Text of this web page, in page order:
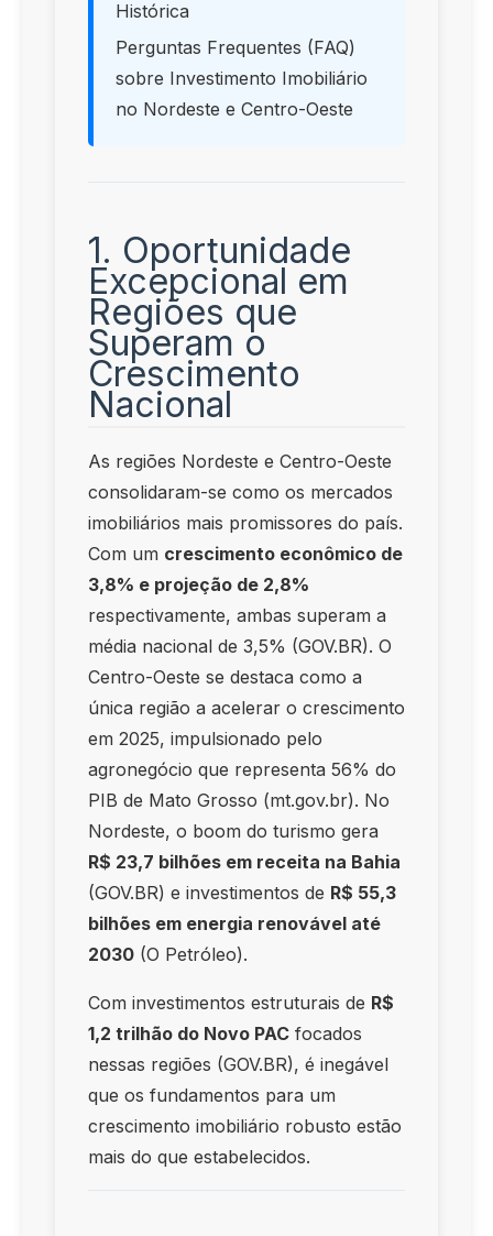
Histórica
Perguntas Frequentes (FAQ)
sobre Investimento Imobiliário
no Nordeste e Centro-Oeste
1. Oportunidade
Excepcional em
Regiões que
Superam o
Crescimento
Nacional
As regiões Nordeste e Centro-Oeste
consolidaram-se como os mercados
imobiliários mais promissores do país.
Com um crescimento econômico de
3,8% e projeção de 2,8%
respectivamente, ambas superam a
média nacional de 3,5% (GOV.BR). O
Centro-Oeste se destaca como a
única região a acelerar o crescimento
em 2025, impulsionado pelo
agronegócio que representa 56% do
PIB de Mato Grosso (mt.gov.br). No
Nordeste, o boom do turismo gera
R$ 23,7 bilhões em receita na Bahia
(GOV.BR) e investimentos de R$ 55,3
bilhões em energia renovável até
2030 (O Petróleo).
Com investimentos estruturais de R$
1,2 trilhão do Novo PAC focados
nessas regiões (GOV.BR), é inegável
que os fundamentos para um
crescimento imobiliário robusto estão
mais do que estabelecidos.